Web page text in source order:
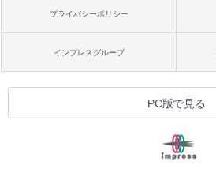
プライバシーポリシー
インプレスグループ
PC版で見る